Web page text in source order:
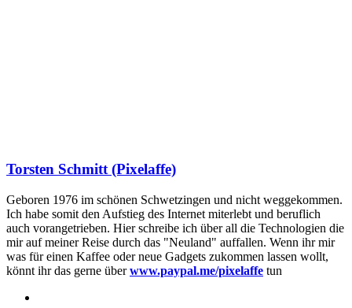
Torsten Schmitt (Pixelaffe)
Geboren 1976 im schönen Schwetzingen und nicht weggekommen.
Ich habe somit den Aufstieg des Internet miterlebt und beruflich
auch vorangetrieben. Hier schreibe ich über all die Technologien die
mir auf meiner Reise durch das "Neuland" auffallen. Wenn ihr mir
was für einen Kaffee oder neue Gadgets zukommen lassen wollt,
könnt ihr das gerne überwww.paypal.me/pixelaffe tun